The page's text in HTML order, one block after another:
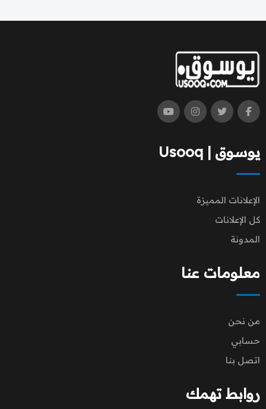
يوسوق | Usooq
الإعلانات المميزة
كل الإعلانات
المدونة
معلومات عنا
من نحن
حسابي
اتصل بنا
روابط تهمك